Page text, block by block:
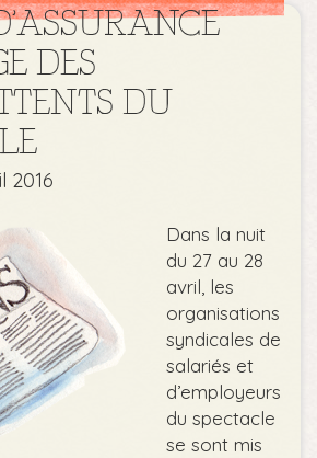
DES
DU
2016
Dans la nuit
du 27 au 28
avril, les
organisations
syndicales de
salariés et
d’employeurs
du spectacle
se sont mis